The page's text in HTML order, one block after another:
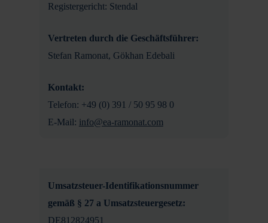
Registergericht: Stendal
Vertreten durch die Geschäftsführer:
Stefan Ramonat, Gökhan Edebali
Kontakt:
Telefon: +49 (0) 391 / 50 95 98 0
E-Mail: info@ea-ramonat.com
Umsatzsteuer-Identifikationsnummer
gemäß § 27 a Umsatzsteuergesetz:
DE812824951